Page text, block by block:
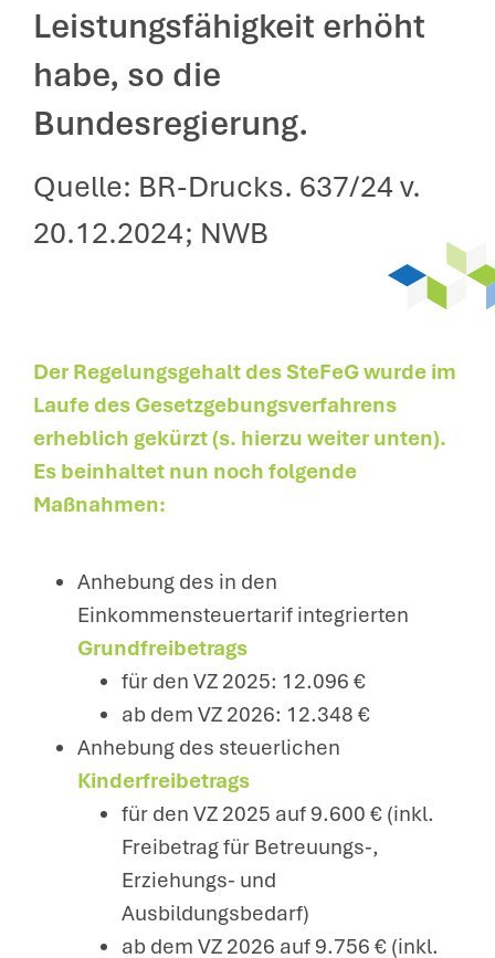
Leistungsfähigkeit erhöht
habe, so die
Bundesregierung.
Quelle: BR-Drucks. 637/24 v.
20.12.2024; NWB
Der Regelungsgehalt des SteFeG wurde im
Laufe des Gesetzgebungsverfahrens
erheblich gekürzt (s. hierzu weiter unten).
Es beinhaltet nun noch folgende
Maßnahmen:
Anhebung des in den
Einkommensteuertarif integrierten
Grundfreibetrags
für den VZ 2025: 12.096 €
ab dem VZ 2026: 12.348 €
Anhebung des steuerlichen
Kinderfreibetrags
für den VZ 2025 auf 9.600 € (inkl.
Freibetrag für Betreuungs-,
Erziehungs- und
Ausbildungsbedarf)
ab dem VZ 2026 auf 9.756 € (inkl.